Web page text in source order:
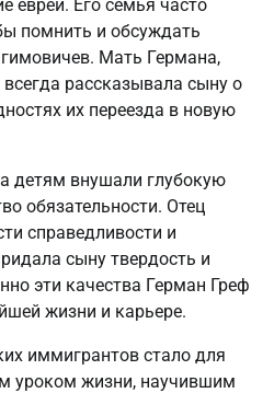
евреи. Его семья часто
помнить и обсуждать
Мать Германа,
рассказывала сыну о
их переезда в новую
детям внушали глубокую
обязательности. Отец
справедливости и
сыну твердость и
эти качества Герман Греф
жизни и карьере.
иммигрантов стало для
уроком жизни, научившим